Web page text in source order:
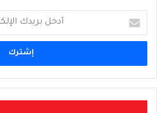
بريدك
الإلكتروني